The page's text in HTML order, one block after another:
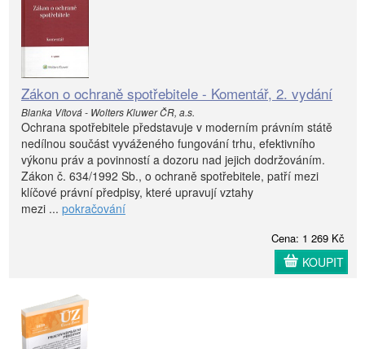
Zákon o ochraně spotřebitele - Komentář, 2. vydání
Blanka Vítová - Wolters Kluwer ČR, a.s.
Ochrana spotřebitele představuje v moderním právním státě
nedílnou součást vyváženého fungování trhu, efektivního
výkonu práv a povinností a dozoru nad jejich dodržováním.
Zákon č. 634/1992 Sb., o ochraně spotřebitele, patří mezi
klíčové právní předpisy, které upravují vztahy
mezi ... pokračování
Cena: 1 269 Kč
KOUPIT